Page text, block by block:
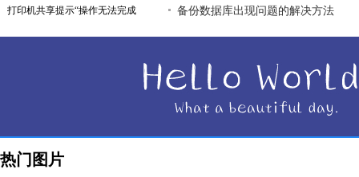
打印机共享提示“操作无法完成
备份数据库出现问题的解决方法
热门图片